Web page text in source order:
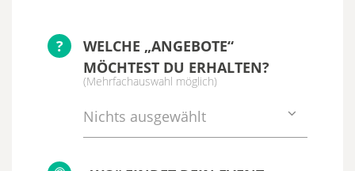
?
WELCHE „ANGEBOTE“
MÖCHTEST DU ERHALTEN?
(Mehrfachauswahl möglich)
Nichts ausgewählt